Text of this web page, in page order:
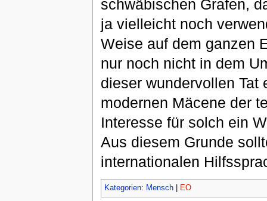
schwäbischen Grafen,
ja vielleicht noch
Weise auf dem ganzen
nur noch nicht in dem
dieser wundervollen
modernen Mäcene der
Interesse für solch ein
Aus diesem Grunde
internationalen
Kategorien: Mensch| EO